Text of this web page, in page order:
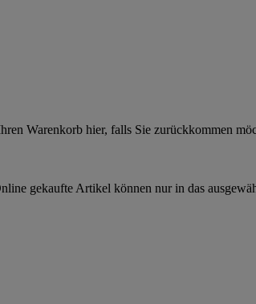
Warenkorb hier, falls Sie zurückkommen
gekaufte Artikel können nur in das